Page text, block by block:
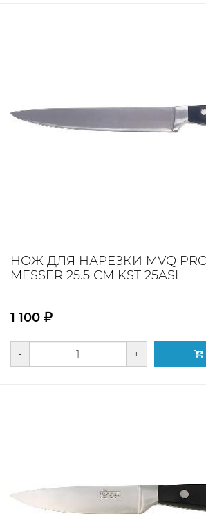
НОЖ ДЛЯ НАРЕЗКИ MVQ
MESSER 25.5 СМ KST 25ASL
1 100
- +